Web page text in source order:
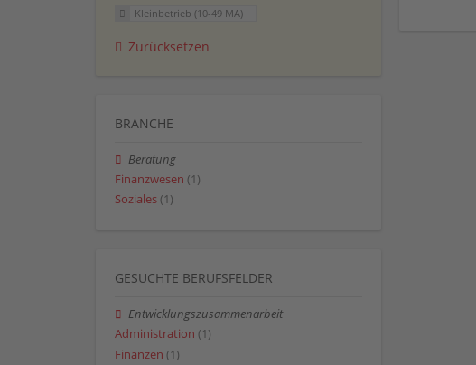
Kleinbetrieb (10-49 MA)
Zurücksetzen
BRANCHE
Beratung
Finanzwesen (1)
Soziales (1)
GESUCHTE BERUFSFELDER
Entwicklungszusammenarbeit
Administration (1)
Finanzen (1)